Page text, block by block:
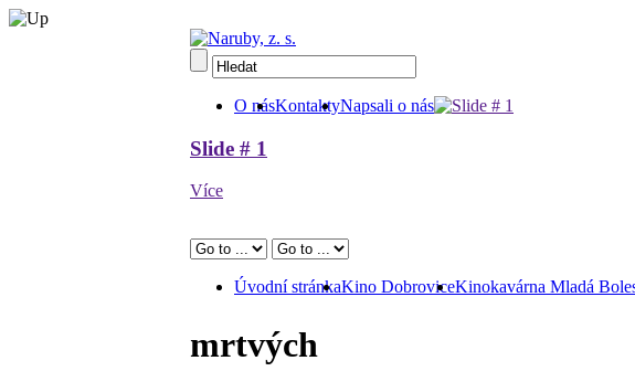
O násKontaktyNapsali o nás
Slide # 1
Více
Úvodní stránkaKino DobroviceKinokavárna Mladá
mrtvých